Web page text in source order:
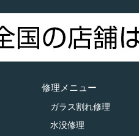
修理メニュー
ガラス割れ修理
水没修理